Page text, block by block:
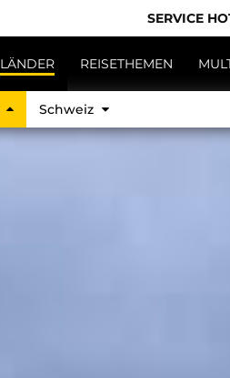
SERVICE
LÄNDER REISETHEMEN
Schweiz